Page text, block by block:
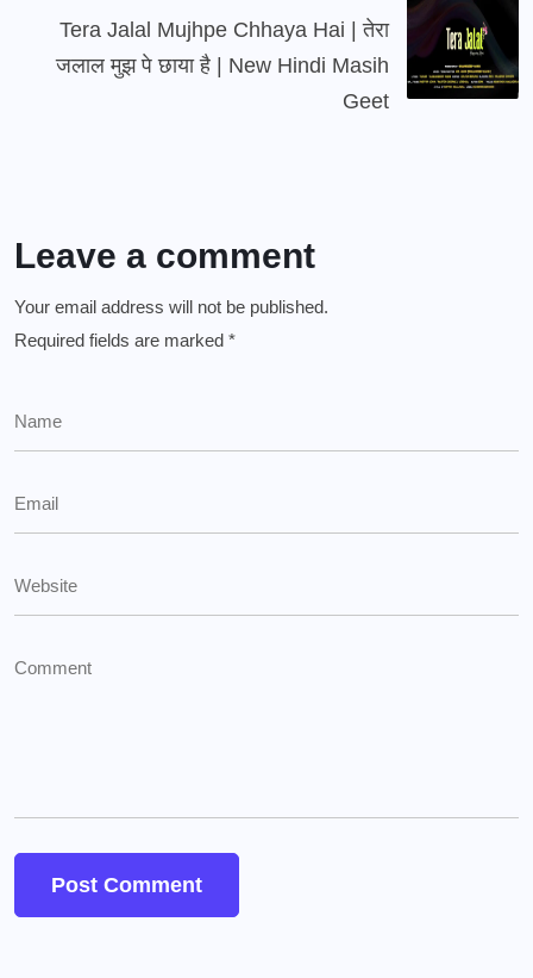
Tera Jalal Mujhpe Chhaya Hai | तेरा
जलाल मुझ पे छाया है | New Hindi Masih
Geet
Leave a comment
Your email address will not be published.
Required fields are marked *